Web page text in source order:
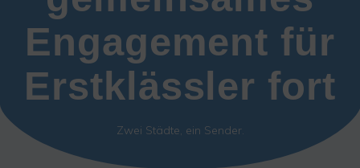
Engagement für
Erstklässler fort
Zwei Städte, ein Sender.